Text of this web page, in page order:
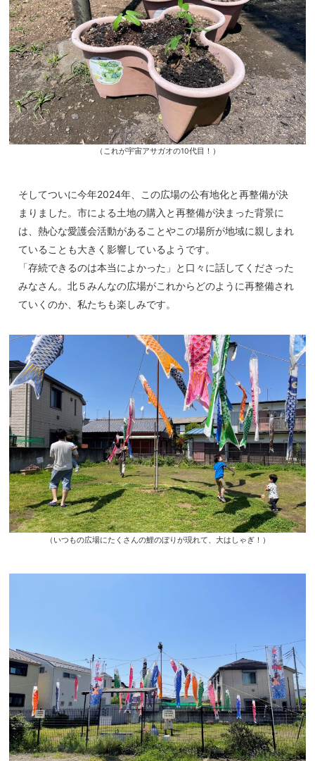
（これが宇宙アサガオの10代目！）
そしてついに今年2024年、この広場の公有地化と再整備が決
まりました。市による土地の購入と再整備が決まった背景に
は、熱心な愛護会活動があることやこの場所が地域に親しまれ
ていることも大きく影響しているようです。
「存続できるのは本当によかった」と口々に話してくださった
みなさん。北５みんなの広場がこれからどのように再整備され
ていくのか、私たちも楽しみです。
（いつもの広場にたくさんの鯉のぼりが現れて、大はしゃぎ！）